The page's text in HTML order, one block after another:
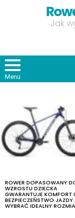
Jak
Menu
ROWER DOPASOWANY
WZROSTU DZIECKA
GWARANTUJE KOMFORT I
BEZPIECZEŃSTWO
WYBRAĆ IDEALNY